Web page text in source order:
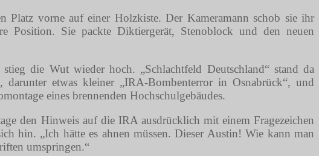
Platz vorne auf einer Holzkiste. Der Kameramann schob sie ihr
Position. Sie packte Diktiergerät, Stenoblock und den neuen
die Wut wieder hoch. „Schlachtfeld Deutschland“ stand da
darunter etwas kleiner „IRA-Bombenterror in Osnabrück“, und
eines brennenden Hochschulgebäudes.
den Hinweis auf die IRA ausdrücklich mit einem Fragezeichen
hin. „Ich hätte es ahnen müssen. Dieser Austin! Wie kann man
umspringen.“